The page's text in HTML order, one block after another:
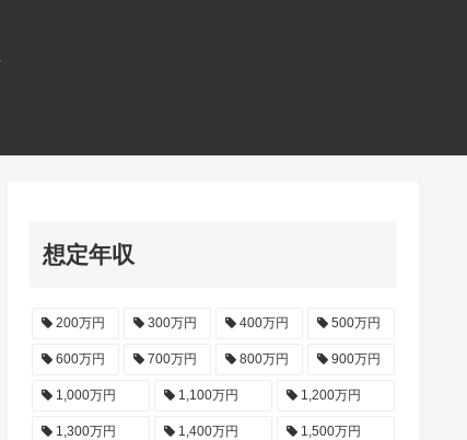
想定年収
200万円 300万円 400万円 500万円
600万円 700万円 800万円 900万円
1,000万円 1,100万円 1,200万円
1,300万円 1,400万円 1,500万円